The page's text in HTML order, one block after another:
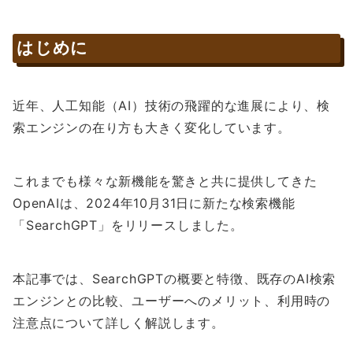
はじめに
近年、人工知能（AI）技術の飛躍的な進展により、検
索エンジンの在り方も大きく変化しています。
これまでも様々な新機能を驚きと共に提供してきた
OpenAIは、2024年10月31日に新たな検索機能
「SearchGPT」をリリースしました。
本記事では、SearchGPTの概要と特徴、既存のAI検索
エンジンとの比較、ユーザーへのメリット、利用時の
注意点について詳しく解説します。